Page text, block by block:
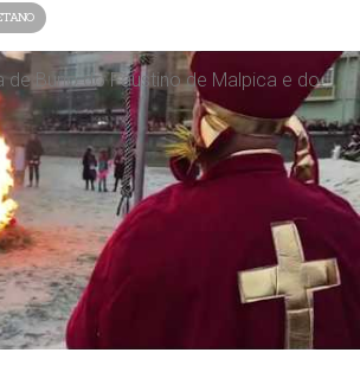
de Buno do Faustino de Malpica e do